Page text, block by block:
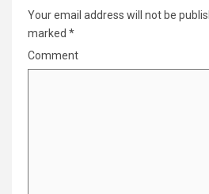
Your email address will not be
marked *
Comment